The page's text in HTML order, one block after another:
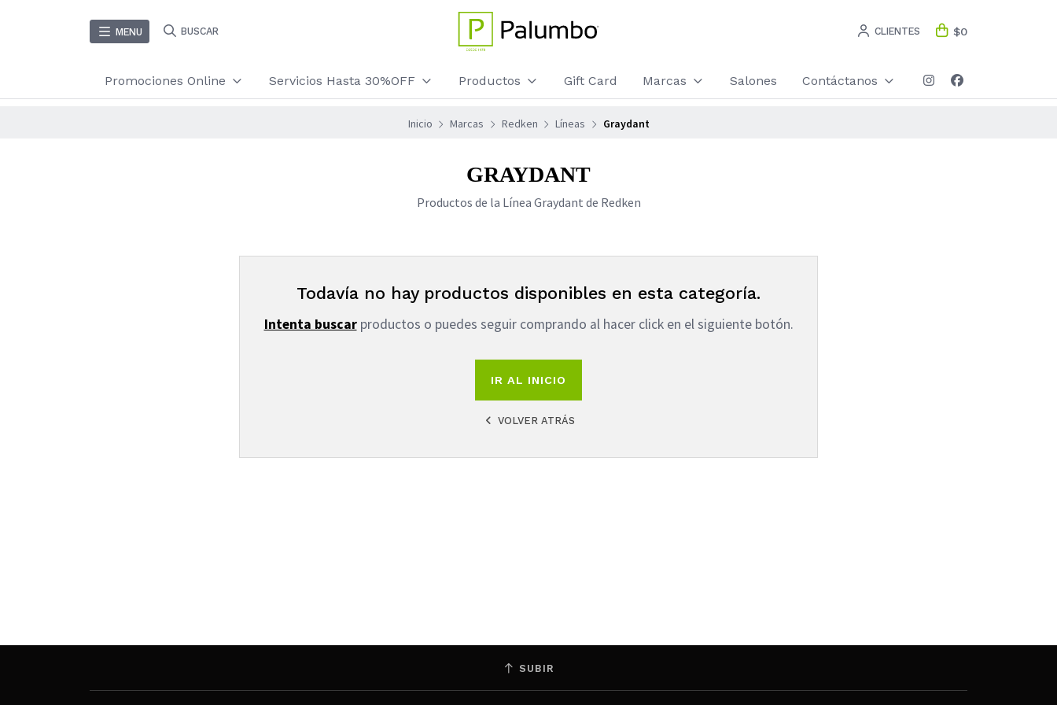
MENU BUSCAR CLIENTES $0
Promociones Online Servicios Hasta 30%OFF Productos Gift Card Marcas Salones Contáctanos
Inicio Marcas Redken Líneas Graydant
GRAYDANT
Productos de la Línea Graydant de Redken
Todavía no hay productos disponibles en esta categoría.
Intenta buscarproductos o puedes seguir comprando al hacer click en el siguiente botón.
IR AL INICIO
VOLVER ATRÁS
SUBIR